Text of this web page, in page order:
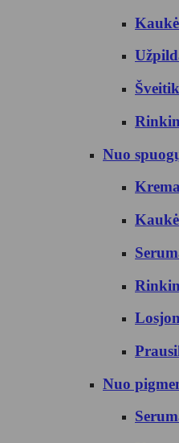
Nuo
Nuo